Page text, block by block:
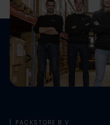
PACKSTORE B.V.